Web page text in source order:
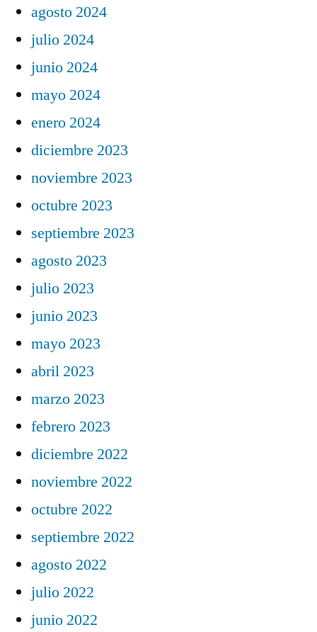
agosto 2024
julio 2024
junio 2024
mayo 2024
enero 2024
diciembre 2023
noviembre 2023
octubre 2023
septiembre 2023
agosto 2023
julio 2023
junio 2023
mayo 2023
abril 2023
marzo 2023
febrero 2023
diciembre 2022
noviembre 2022
octubre 2022
septiembre 2022
agosto 2022
julio 2022
junio 2022